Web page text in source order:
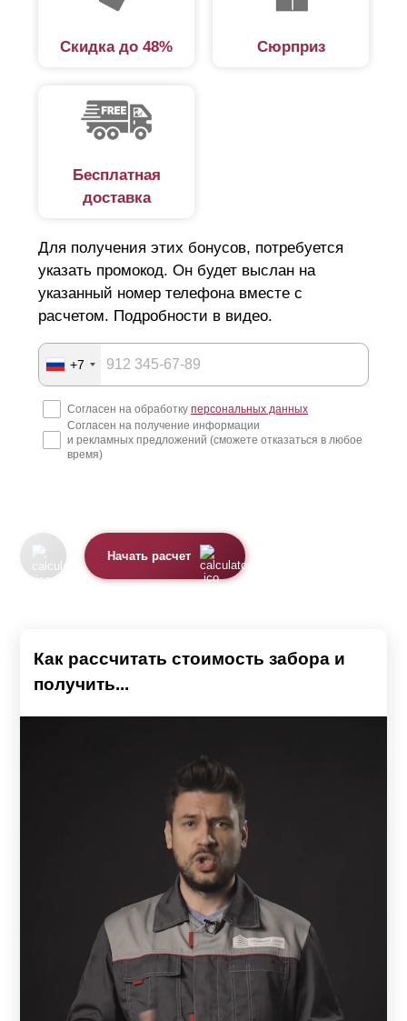
Скидка до 48% Сюрприз
Бесплатная
доставка
Для получения этих бонусов, потребуется
указать промокод. Он будет выслан на
указанный номер телефона вместе с
расчетом. Подробности в видео.
+7
Согласен на обработку персональных данных
Согласен на получение информации
и рекламных предложений (сможете отказаться в любое
время)
Начать расчет
Как рассчитать стоимость забора и
получить...